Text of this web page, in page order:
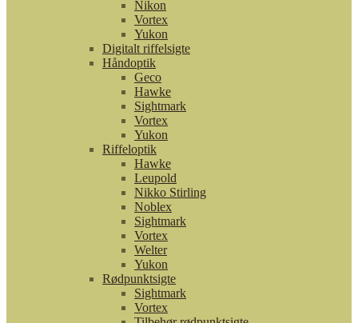
Nikon
Vortex
Yukon
Digitalt riffelsigte
Håndoptik
Geco
Hawke
Sightmark
Vortex
Yukon
Riffeloptik
Hawke
Leupold
Nikko Stirling
Noblex
Sightmark
Vortex
Welter
Yukon
Rødpunktsigte
Sightmark
Vortex